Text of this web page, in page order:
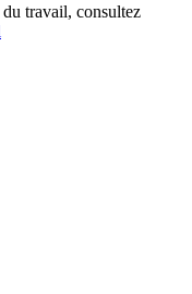
travail, consultez